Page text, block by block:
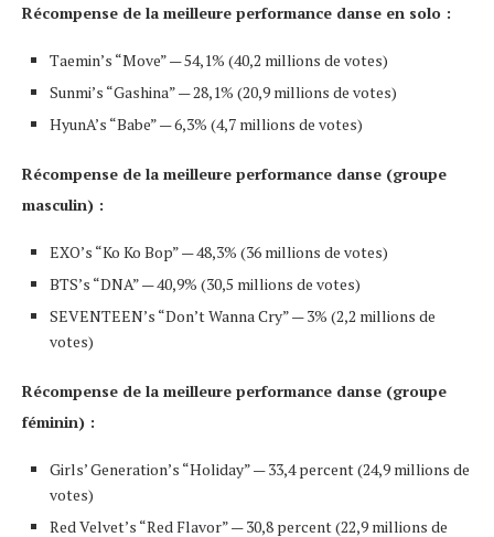
Récompense de la meilleure performance danse en solo :
Taemin’s “Move” — 54,1% (40,2 millions de votes)
Sunmi’s “Gashina” — 28,1% (20,9 millions de votes)
HyunA’s “Babe” — 6,3% (4,7 millions de votes)
Récompense de la meilleure performance danse (groupe
masculin) :
EXO’s “Ko Ko Bop” — 48,3% (36 millions de votes)
BTS’s “DNA” — 40,9% (30,5 millions de votes)
SEVENTEEN’s “Don’t Wanna Cry” — 3% (2,2 millions de
votes)
Récompense de la meilleure performance danse (groupe
féminin) :
Girls’ Generation’s “Holiday” — 33,4 percent (24,9 millions de
votes)
Red Velvet’s “Red Flavor” — 30,8 percent (22,9 millions de